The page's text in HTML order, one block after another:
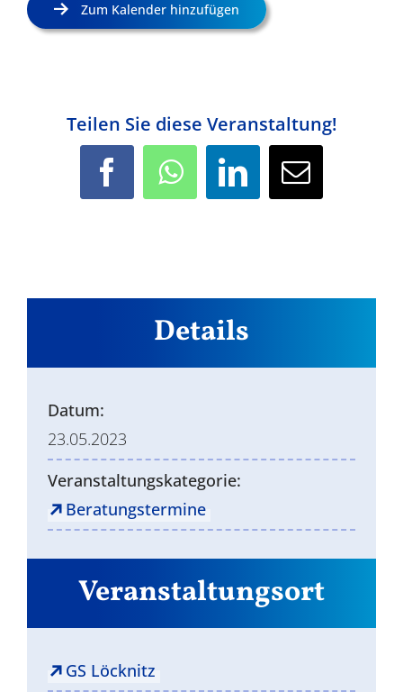
Zum Kalender hinzufügen
Teilen Sie diese Veranstaltung!
Facebook WhatsApp LinkedIn
E-
Details
Datum:
23.05.2023
Veranstaltungskategorie:
Beratungstermine
Veranstaltungsort
GS Löcknitz